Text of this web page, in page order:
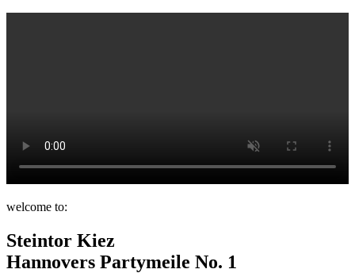
welcome to:
Steintor Kiez
Hannovers Partymeile No. 1